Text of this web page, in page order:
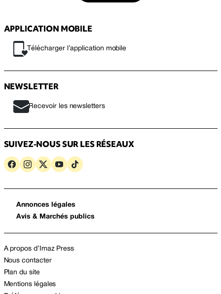
APPLICATION MOBILE
Télécharger l’application mobile
NEWSLETTER
Recevoir les newsletters
SUIVEZ-NOUS SUR LES RÉSEAUX
Annonces légales
Avis & Marchés publics
A propos d’Imaz Press
Nous contacter
Plan du site
Mentions légales